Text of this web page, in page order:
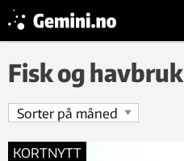
Fisk og havbruk
KORTNYTT